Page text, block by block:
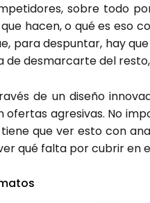
sobre todo
hacen, o qué es eso
para des­pun­tar, hay
de des­mar­car­te del
de un dise­ño
agre­si­vas. No
tie­ne que ver esto con
qué fal­ta por cubrir en